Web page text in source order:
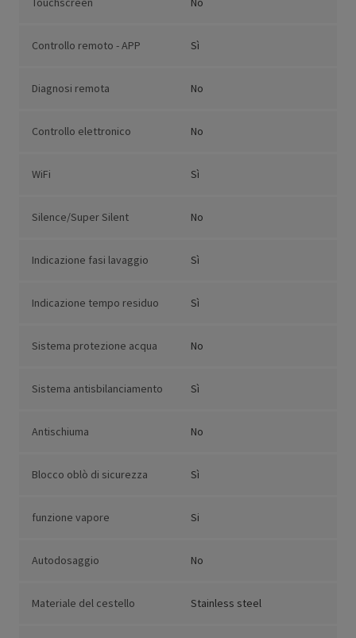
Controllo remoto - APP Sì
Diagnosi remota No
Controllo elettronico No
WiFi Sì
Silence/Super Silent No
Indicazione fasi lavaggio Sì
Indicazione tempo residuo Sì
Sistema protezione acqua No
Sistema antisbilanciamento Sì
Antischiuma No
Blocco oblò di sicurezza Sì
funzione vapore Si
Autodosaggio No
Materiale del cestello Stainless steel